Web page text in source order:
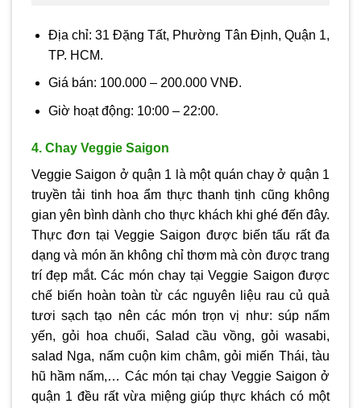
Địa chỉ: 31 Đặng Tất, Phường Tân Định, Quận 1,
TP. HCM.
Giá bán: 100.000 – 200.000 VNĐ.
Giờ hoạt động: 10:00 – 22:00.
4. Chay Veggie Saigon
Veggie Saigon ở quận 1 là một quán chay ở quận 1
truyền tải tinh hoa ẩm thực thanh tịnh cũng không
gian yên bình dành cho thực khách khi ghé đến đây.
Thực đơn tại Veggie Saigon được biến tấu rất đa
dạng và món ăn không chỉ thơm mà còn được trang
trí đẹp mắt. Các món chay tại Veggie Saigon được
chế biến hoàn toàn từ các nguyên liệu rau củ quả
tươi sạch tạo nên các món trọn vị như: súp nấm
yến, gỏi hoa chuối, Salad cầu vồng, gỏi wasabi,
salad Nga, nấm cuộn kim châm, gỏi miến Thái, tàu
hũ hầm nấm,… Các món tại chay Veggie Saigon ở
quận 1 đều rất vừa miệng giúp thực khách có một